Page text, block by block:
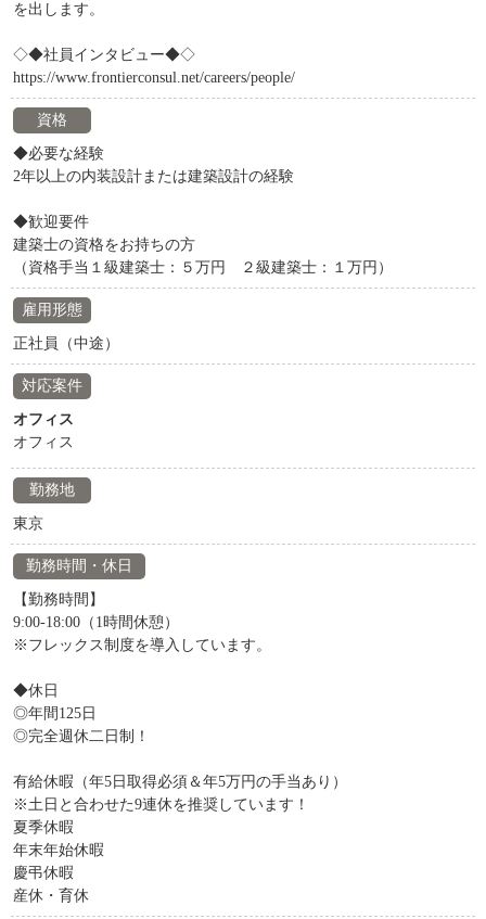
を出します。
◇◆社員インタビュー◆◇
https://www.frontierconsul.net/careers/people/
資格
◆必要な経験
2年以上の内装設計または建築設計の経験
◆歓迎要件
建築士の資格をお持ちの方
（資格手当１級建築士：５万円 ２級建築士：１万円）
雇用形態
正社員（中途）
対応案件
オフィス
オフィス
勤務地
東京
勤務時間・休日
【勤務時間】
9:00-18:00（1時間休憩）
※フレックス制度を導入しています。
◆休日
◎年間125日
◎完全週休二日制！
有給休暇（年5日取得必須＆年5万円の手当あり）
※土日と合わせた9連休を推奨しています！
夏季休暇
年末年始休暇
慶弔休暇
産休・育休